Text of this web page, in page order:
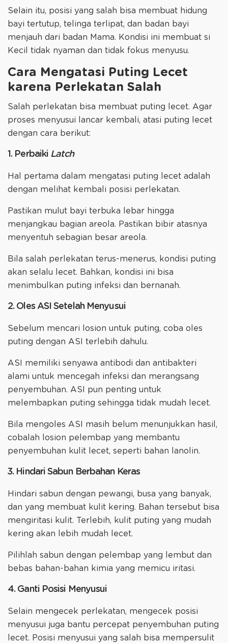
Selain itu, posisi yang salah bisa membuat hidung
bayi tertutup, telinga terlipat, dan badan bayi
menjauh dari badan Mama. Kondisi ini membuat si
Kecil tidak nyaman dan tidak fokus menyusu.
Cara Mengatasi Puting Lecet
karena Perlekatan Salah
Salah perlekatan bisa membuat puting lecet. Agar
proses menyusui lancar kembali, atasi puting lecet
dengan cara berikut:
1. Perbaiki Latch
Hal pertama dalam mengatasi puting lecet adalah
dengan melihat kembali posisi perlekatan.
Pastikan mulut bayi terbuka lebar hingga
menjangkau bagian areola. Pastikan bibir atasnya
menyentuh sebagian besar areola.
Bila salah perlekatan terus-menerus, kondisi puting
akan selalu lecet. Bahkan, kondisi ini bisa
menimbulkan puting infeksi dan bernanah.
2. Oles ASI Setelah Menyusui
Sebelum mencari losion untuk puting, coba oles
puting dengan ASI terlebih dahulu.
ASI memiliki senyawa antibodi dan antibakteri
alami untuk mencegah infeksi dan merangsang
penyembuhan. ASI pun penting untuk
melembapkan puting sehingga tidak mudah lecet.
Bila mengoles ASI masih belum menunjukkan hasil,
cobalah losion pelembap yang membantu
penyembuhan kulit lecet, seperti bahan lanolin.
3. Hindari Sabun Berbahan Keras
Hindari sabun dengan pewangi, busa yang banyak,
dan yang membuat kulit kering. Bahan tersebut bisa
mengiritasi kulit. Terlebih, kulit puting yang mudah
kering akan lebih mudah lecet.
Pilihlah sabun dengan pelembap yang lembut dan
bebas bahan-bahan kimia yang memicu iritasi.
4. Ganti Posisi Menyusui
Selain mengecek perlekatan, mengecek posisi
menyusui juga bantu percepat penyembuhan puting
lecet. Posisi menyusui yang salah bisa mempersulit